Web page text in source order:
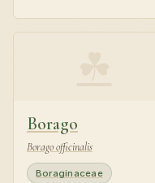
Borago
Borago officinalis
Boraginaceae